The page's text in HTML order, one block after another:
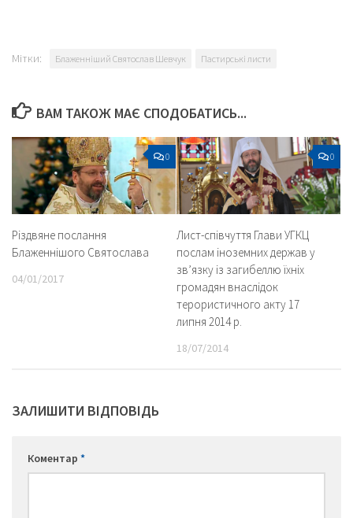
Мітки: Блаженніший Святослав Шевчук Пастирські листи
ВАМ ТАКОЖ МАЄ СПОДОБАТИСЬ...
0
Різдвяне послання
Блаженнішого Святослава
04/01/2017
0
Лист-співчуття Глави УГКЦ
послам іноземних держав у
зв’язку із загибеллю їхніх
громадян внаслідок
терористичного акту 17
липня 2014 р.
18/07/2014
ЗАЛИШИТИ ВІДПОВІДЬ
Коментар *